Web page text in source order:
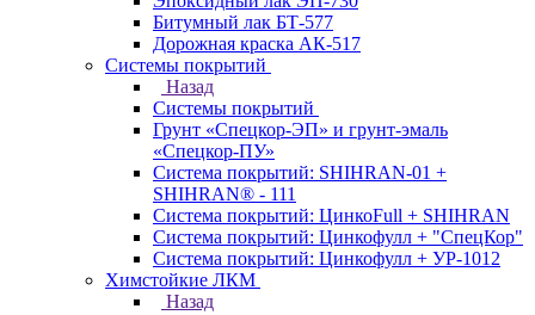
Битумный лак БТ-577
Дорожная краска АК-517
Системы покрытий
Назад
Системы покрытий
Грунт «Спецкор-ЭП» и грунт-эмаль
«Спецкор-ПУ»
Система покрытий: SHIHRAN-01 +
SHIHRAN® - 111
Система покрытий: ЦинкоFull + SHIHRAN
Система покрытий: Цинкофулл + "СпецКор"
Система покрытий: Цинкофулл + УР-1012
Химстойкие ЛКМ
Назад